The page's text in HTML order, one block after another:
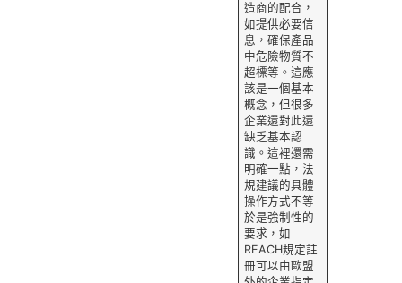
造商的配合，
如提供必要信
息，確保產品
中危險物質不
超標等。這應
該是一個基本
概念，但很多
企業還對此還
缺乏基本認
識。這裡還需
明確一點，法
規建議的具體
操作方式不等
於是強制性的
要求，如
REACH規定註
冊可以由歐盟